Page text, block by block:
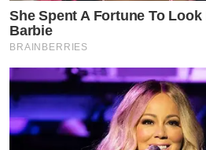
She Spent A Fortune To
Barbie
BRAINBERRIES